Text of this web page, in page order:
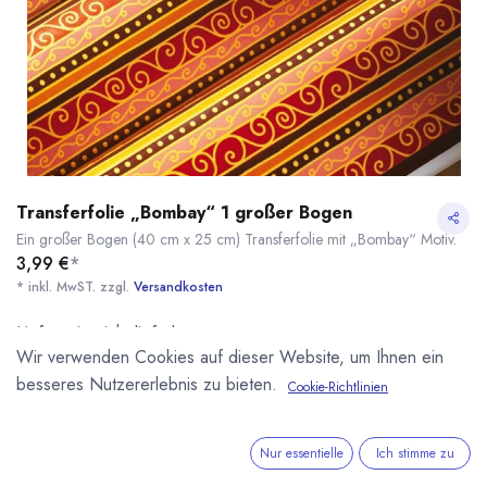
Transferfolie „Bombay“ 1 großer Bogen
Ein großer Bogen (40 cm x 25 cm) Transferfolie mit „Bombay“ Motiv.
3,99 €*
* inkl. MwST. zzgl. Versandkosten
Lieferzeit: nicht lieferbar
Artikelnummer:
100252
Wir verwenden Cookies auf dieser Website, um Ihnen ein
besseres Nutzererlebnis zu bieten.
Cookie-Richtlinien
Nur essentielle Ich stimme zu